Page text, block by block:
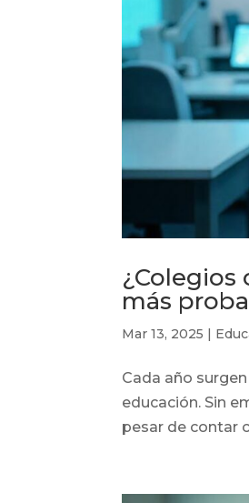
¿Colegios
más
Mar 13, 2025 |
Cada año
educación. Sin
pesar de contar